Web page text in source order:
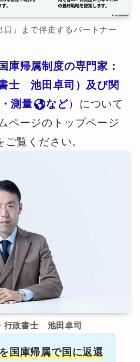
」まで伴走するパートナー
庫帰属制度の専門家：
士 池田卓司）及び関
測量 など） について
ページのトップページ
ご覧ください。
行政書士 池田卓司
国庫帰属で国に返還